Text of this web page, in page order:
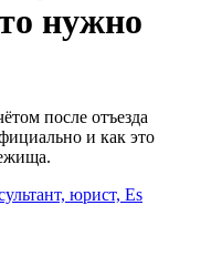
нужно
после отъезда
и как это
юрист, Es